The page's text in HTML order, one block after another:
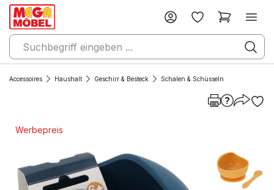
Accessoires Haushalt Geschirr & Besteck Schalen & Schüsseln
Werbepreis